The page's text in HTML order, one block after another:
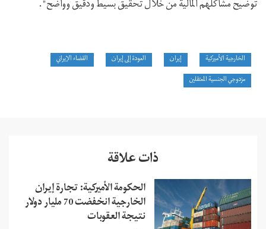
توضيح مشاكلهم المالية من خلال تحقيق بسيط ودقيق وواضح".
الخارجية الأميركية إيران العودة إلى إيران
القضاء الإيراني
مزدوجي الجنسية المعتقلين
ذات علاقة
الحكومة الأميركية: تجارة إيران
الخارجية انخفضت 70 مليار دولار
نتيجة العقوبات